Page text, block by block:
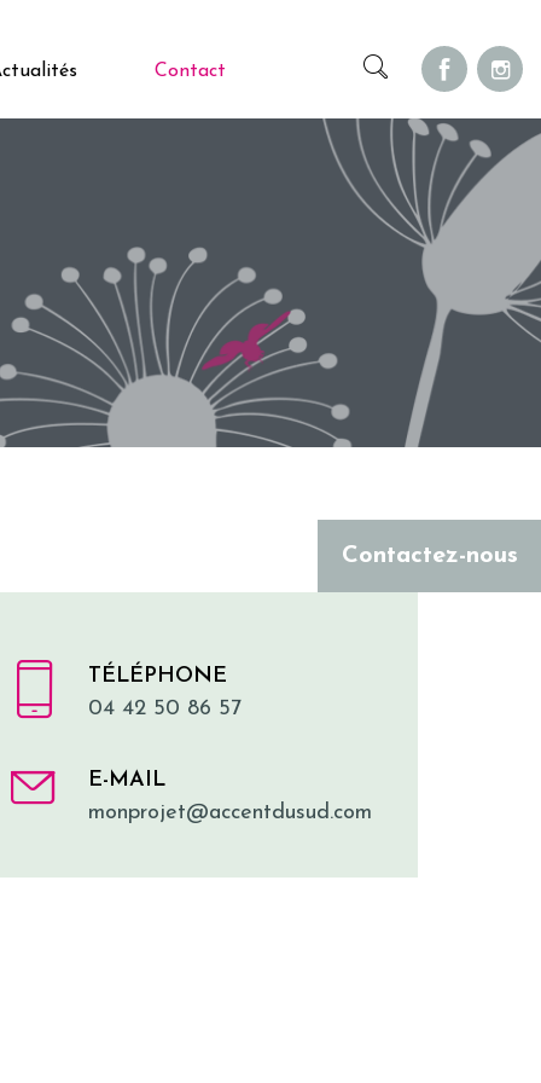
Contact
Contactez-nous
TÉLÉPHONE
04 42 50 86 57
E-MAIL
monprojet@accentdusud.com